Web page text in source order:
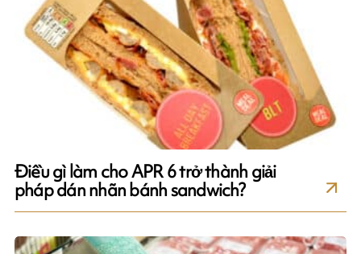
Điều gì làm cho APR 6 trở thành giải
pháp dán nhãn bánh sandwich?